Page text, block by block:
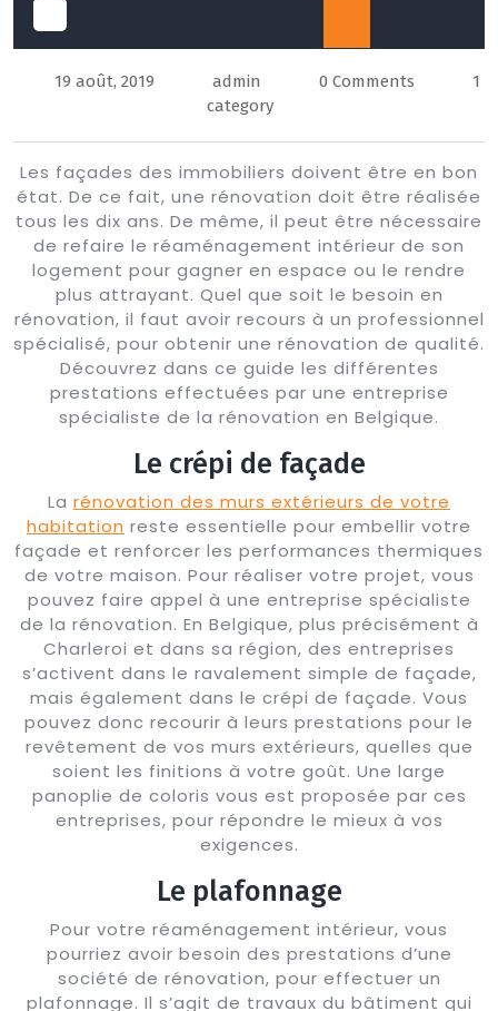
Open
19 août, 2019 admin 0 Comments
1
category
Les façades des immobiliers doivent être en bon
état. De ce fait, une rénovation doit être réalisée
tous les dix ans. De même, il peut être nécessaire
de refaire le réaménagement intérieur de son
logement pour gagner en espace ou le rendre
plus attrayant. Quel que soit le besoin en
rénovation, il faut avoir recours à un professionnel
spécialisé, pour obtenir une rénovation de qualité.
Découvrez dans ce guide les différentes
prestations effectuées par une entreprise
spécialiste de la rénovation en Belgique.
Le crépi de façade
La rénovation des murs extérieurs de votre
habitation reste essentielle pour embellir votre
façade et renforcer les performances thermiques
de votre maison. Pour réaliser votre projet, vous
pouvez faire appel à une entreprise spécialiste
de la rénovation. En Belgique, plus précisément à
Charleroi et dans sa région, des entreprises
s’activent dans le ravalement simple de façade,
mais également dans le crépi de façade. Vous
pouvez donc recourir à leurs prestations pour le
revêtement de vos murs extérieurs, quelles que
soient les finitions à votre goût. Une large
panoplie de coloris vous est proposée par ces
entreprises, pour répondre le mieux à vos
exigences.
Le plafonnage
Pour votre réaménagement intérieur, vous
pourriez avoir besoin des prestations d’une
société de rénovation, pour effectuer un
plafonnage. Il s’agit de travaux du bâtiment qui